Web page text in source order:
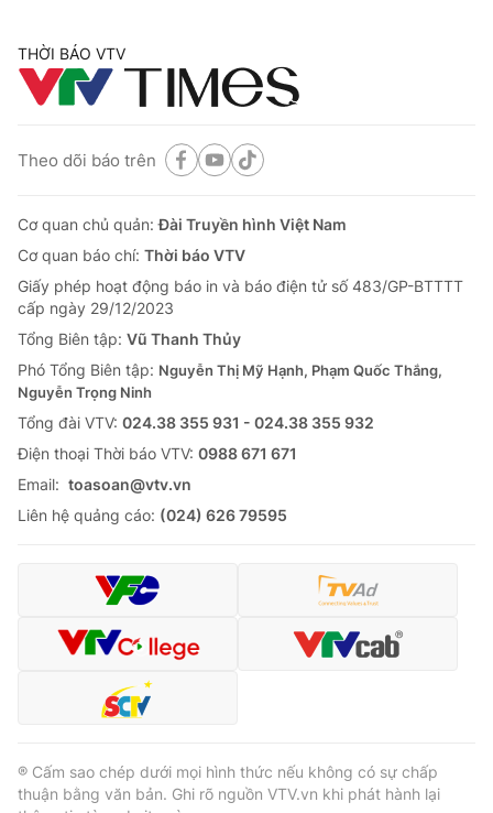
THỜI BÁO VTV
Theo dõi báo trên
Cơ quan chủ quản:Đài Truyền hình Việt Nam
Cơ quan báo chí: Thời báo VTV
Giấy phép hoạt động báo in và báo điện tử số 483/GP-BTTTT
cấp ngày 29/12/2023
Tổng Biên tập: Vũ Thanh Thủy
Phó Tổng Biên tập: Nguyễn Thị Mỹ Hạnh, Phạm Quốc Thắng,
Nguyễn Trọng Ninh
Tổng đài VTV: 024.38 355 931 - 024.38 355 932
Ðiện thoại Thời báo VTV: 0988 671 671
Email: toasoan@vtv.vn
Liên hệ quảng cáo: (024) 626 79595
® Cấm sao chép dưới mọi hình thức nếu không có sự chấp
thuận bằng văn bản. Ghi rõ nguồn VTV.vn khi phát hành lại